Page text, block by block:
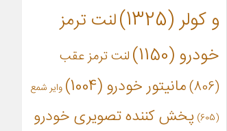
و کولر(1325)
لنت ترمز
خودرو(1150)
لنت ترمز عقب
(806)
مانیتور خودرو(1004)
وایر شمع
(605)
پخش کننده تصویری خودرو